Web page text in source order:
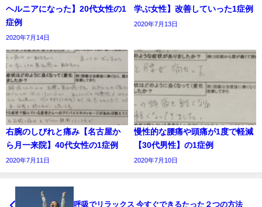
ヘルニアになった】20代女性の1
症例
2020年7月14日
学ぶ女性】改善していった1症例
2020年7月13日
右腕のしびれと痛み【名古屋か
ら月一来院】40代女性の1症例
2020年7月11日
慢性的な腰痛や頭痛が1度で軽減
【30代男性】の1症例
2020年7月10日
呼吸でリラックス 今すぐできるたった２つの方法